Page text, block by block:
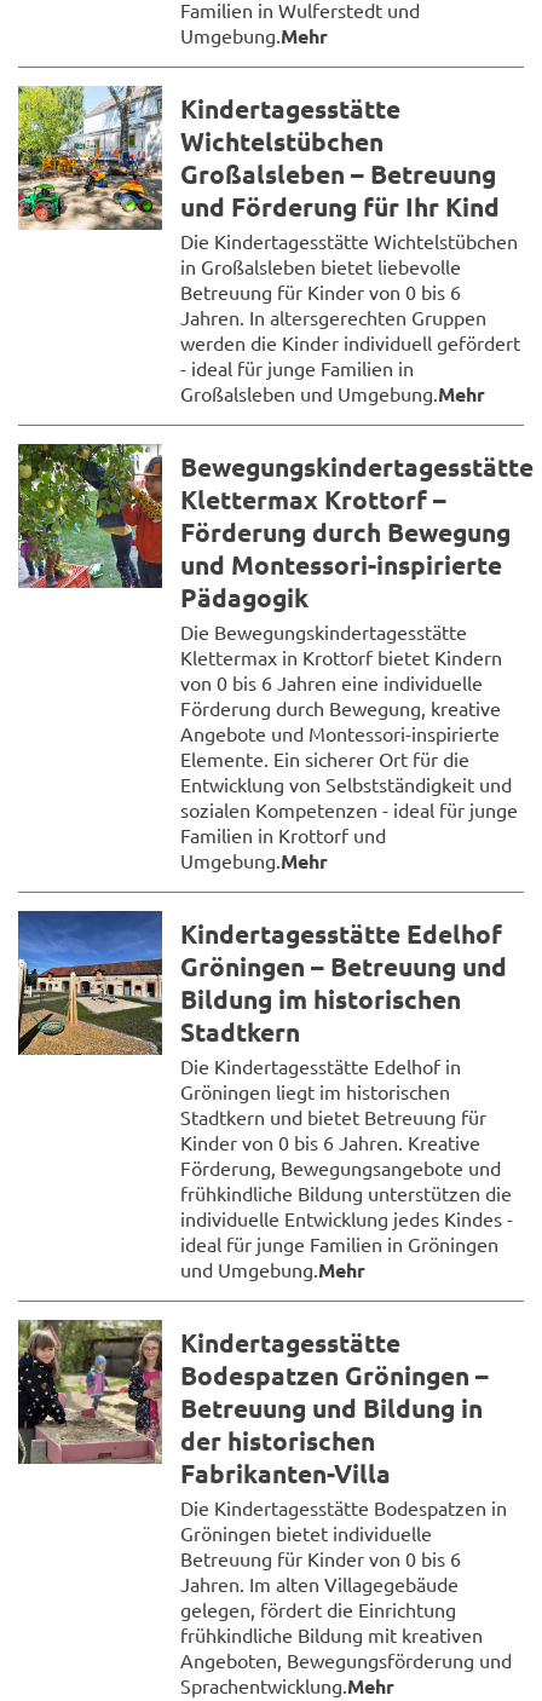
Familien in Wulferstedt und
Umgebung.Mehr
Kindertagesstätte
Wichtelstübchen
Großalsleben – Betreuung
und Förderung für Ihr Kind
Die Kindertagesstätte Wichtelstübchen
in Großalsleben bietet liebevolle
Betreuung für Kinder von 0 bis 6
Jahren. In altersgerechten Gruppen
werden die Kinder individuell gefördert
- ideal für junge Familien in
Großalsleben und Umgebung.Mehr
Bewegungskindertagesstätte
Klettermax Krottorf –
Förderung durch Bewegung
und Montessori-inspirierte
Pädagogik
Die Bewegungskindertagesstätte
Klettermax in Krottorf bietet Kindern
von 0 bis 6 Jahren eine individuelle
Förderung durch Bewegung, kreative
Angebote und Montessori-inspirierte
Elemente. Ein sicherer Ort für die
Entwicklung von Selbstständigkeit und
sozialen Kompetenzen - ideal für junge
Familien in Krottorf und
Umgebung.Mehr
Kindertagesstätte Edelhof
Gröningen – Betreuung und
Bildung im historischen
Stadtkern
Die Kindertagesstätte Edelhof in
Gröningen liegt im historischen
Stadtkern und bietet Betreuung für
Kinder von 0 bis 6 Jahren. Kreative
Förderung, Bewegungsangebote und
frühkindliche Bildung unterstützen die
individuelle Entwicklung jedes Kindes -
ideal für junge Familien in Gröningen
und Umgebung.Mehr
Kindertagesstätte
Bodespatzen Gröningen –
Betreuung und Bildung in
der historischen
Fabrikanten-Villa
Die Kindertagesstätte Bodespatzen in
Gröningen bietet individuelle
Betreuung für Kinder von 0 bis 6
Jahren. Im alten Villagegebäude
gelegen, fördert die Einrichtung
frühkindliche Bildung mit kreativen
Angeboten, Bewegungsförderung und
Sprachentwicklung.Mehr